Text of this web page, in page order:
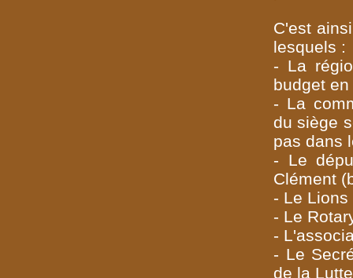
C'est
lesquels :
- La
budget
- La
du siège
pas dans
- Le
Clément
- Le
- Le
-
- Le
de la